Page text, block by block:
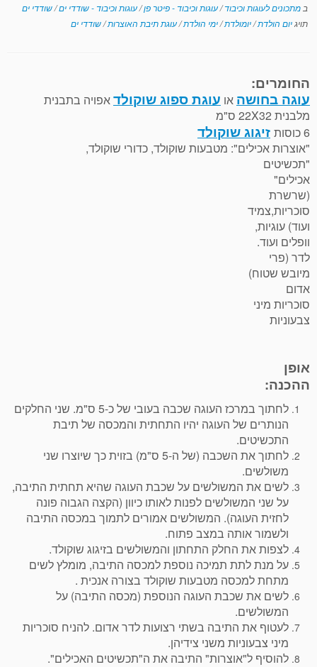
ב מתכונים לעוגות וכיבוד/עוגות וכיבוד - פיטר פן/עוגות וכיבוד - שודדי ים/שודדי ים
תויגיום הולדת/יומולדת/ימי הולדת/עוגת תיבת האוצרות/שודדי ים
החומרים:
עוגה בחושה או עוגת ספוג שוקולדאפויה בתבנית
מלבנית 22X32 ס"מ
6 כוסות
זיגוג שוקולד
"אוצרות אכילים": מטבעות שוקולד, כדורי שוקולד,
"תכשיטים
אכילים"
(שרשרת
סוכריות,צמיד
ועוד) עוגיות,
וופלים ועוד.
לדר (פרי
מיובש שטוח)
אדום
סוכריות מיני
צבעוניות
אופן
ההכנה:
לחתוך במרכז העוגה שכבה בעובי של כ-5 ס"מ. שני החלקים
הנותרים של העוגה יהיו התחתית והמכסה של תיבת
התכשיטים.
לחתוך את השכבה (של ה-5 ס"מ) בזוית כך שיוצרו שני
משולשים.
לשים את המשולשים על שכבת העוגה שהיא תחתית התיבה,
על שני המשולשים לפנות לאותו כיוון (הקצה הגבוה פונה
לחזית העוגה). המשולשים אמורים לתמוך במכסה התיבה
ולשמור אותה במצב פתוח.
לצפות את החלק התחתון והמשולשים בזיגוג שוקולד.
על מנת לתת תמיכה נוספת למכסה התיבה, מומלץ לשים
מתחת למכסה מטבעות שוקולד בצורה אנכית .
לשים את שכבת העוגה הנוספת (מכסה התיבה) על
המשולשים.
לעטוף את התיבה בשתי רצועות לדר אדום. להניח סוכריות
מיני צבעוניות משני צידיהן.
להוסיף ל"אוצרות" התיבה את ה"תכשיטים האכילים".